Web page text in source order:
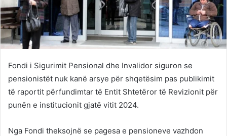
Fondi i Sigurimit Pensional dhe Invalidor siguron se
pensionistët nuk kanë arsye për shqetësim pas publikimit
të raportit përfundimtar të Entit Shtetëror të Revizionit për
punën e institucionit gjatë vitit 2024.
Nga Fondi theksojnë se pagesa e pensioneve vazhdon